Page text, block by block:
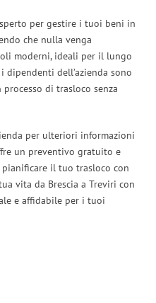
per gestire i tuoi beni in
che nulla venga
moderni, ideali per il lungo
dipendenti dell’azienda sono
di trasloco senza
per ulteriori informazioni
un preventivo gratuito e
il tuo trasloco con
vita da Brescia a Treviri con
e affidabile per i tuoi